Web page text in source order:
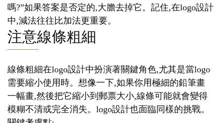
嗎?”如果答案是否定的,大膽去掉它。記住,在logo設計
中,減法往往比加法更重要。
注意線條粗細
線條粗細在logo設計中扮演著關鍵角色,尤其是當logo
需要縮小使用時。想像一下,如果你用極細的鉛筆畫
一幅畫,然後把它縮小到郵票大小,線條可能就會變得
模糊不清或完全消失。logo設計也面臨同樣的挑戰。